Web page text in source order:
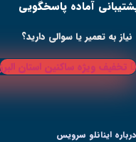
پرش
محتوا
آماده پاسخگویی
نیاز به تعمیر یا سوالی دارید؟
تخفیف ویژه ساکنین استان البرز
درباره اینانلو سرویس